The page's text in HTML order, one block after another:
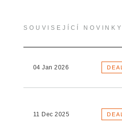
SOUVISEJÍCÍ NOVINKY
04 Jan 2026 DEAL
11 Dec 2025 DEAL